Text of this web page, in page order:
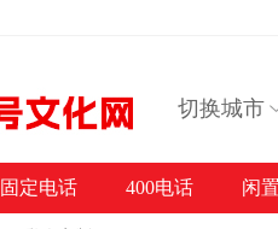
切换城市
固定电话 400电话 闲